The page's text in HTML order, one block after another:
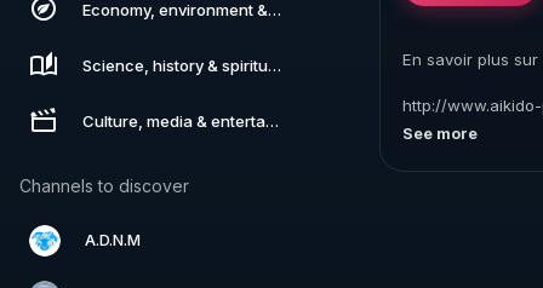
Economy, environment & technology
Science, history & spirituality
Culture, media & entertainment
Channels to discover
A.D.N.M
En savoir plus
http://
martial.com/
See more